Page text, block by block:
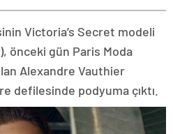
Victoria’s Secret modeli
önceki gün Paris Moda
Alexandre Vauthier
defilesinde podyuma çıktı.